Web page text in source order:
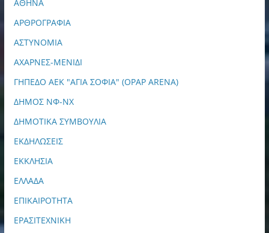
ΑΘΗΝΑ
ΑΡΘΡΟΓΡΑΦΙΑ
ΑΣΤΥΝΟΜΙΑ
ΑΧΑΡΝΕΣ-ΜΕΝΙΔΙ
ΓΗΠΕΔΟ ΑΕΚ "ΑΓΙΑ ΣΟΦΙΑ" (OPAP ARENA)
ΔΗΜΟΣ ΝΦ-ΝΧ
ΔΗΜΟΤΙΚΑ ΣΥΜΒΟΥΛΙΑ
ΕΚΔΗΛΩΣΕΙΣ
ΕΚΚΛΗΣΙΑ
ΕΛΛΑΔΑ
ΕΠΙΚΑΙΡΟΤΗΤΑ
ΕΡΑΣΙΤΕΧΝΙΚΗ